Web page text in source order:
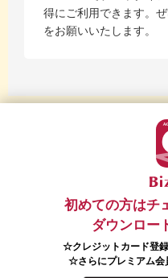
得にご利用できます。
をお願いいたします。
初めての方はチ
ダウンロー
☆クレジットカード登
☆さらにプレミアム会